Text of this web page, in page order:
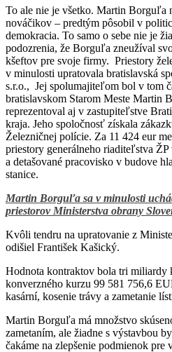
To ale nie je všetko. Martin Borguľa
nováčikov – predtým pôsobil v
demokracia. To samo o sebe nie je
podozrenia, že Borguľa zneužíval
kšeftov pre svoje firmy. Priestory
v minulosti upratovala bratislavská
s.r.o., Jej spolumajiteľom bol v tom
bratislavskom Starom Meste Martin
reprezentoval aj v zastupiteľstve
kraja. Jeho spoločnosť získala
Železničnej polície. Za 11 424 eur
priestory generálneho riaditeľstva
a detašované pracovisko v budove
stanice.
Martin Borguľa sa v minulosti
priestorov Ministerstva obrany
Kvôli tendru na upratovanie z
odišiel František Kašický.
Hodnota kontraktov bola tri miliardy
konverzného kurzu 99 581 756,6
kasární, kosenie trávy a zametanie
Martin Borguľa má množstvo
zametaním, ale žiadne s výstavbou
čakáme na zlepšenie podmienok pre